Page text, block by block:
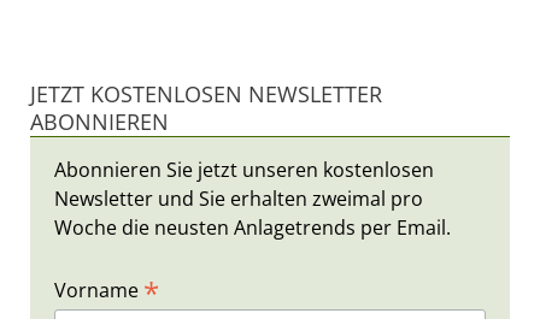
JETZT KOSTENLOSEN NEWSLETTER
ABONNIEREN
Abonnieren Sie jetzt unseren kostenlosen
Newsletter und Sie erhalten zweimal pro
Woche die neusten Anlagetrends per Email.
Vorname *